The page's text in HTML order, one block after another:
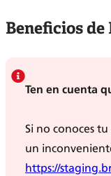
Beneficios
Ten en cuenta
Si no conoces
un
https://